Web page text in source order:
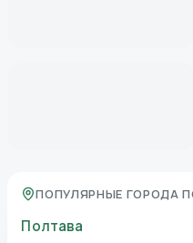
ПОПУЛЯРНЫЕ ГОРОДА
Полтава